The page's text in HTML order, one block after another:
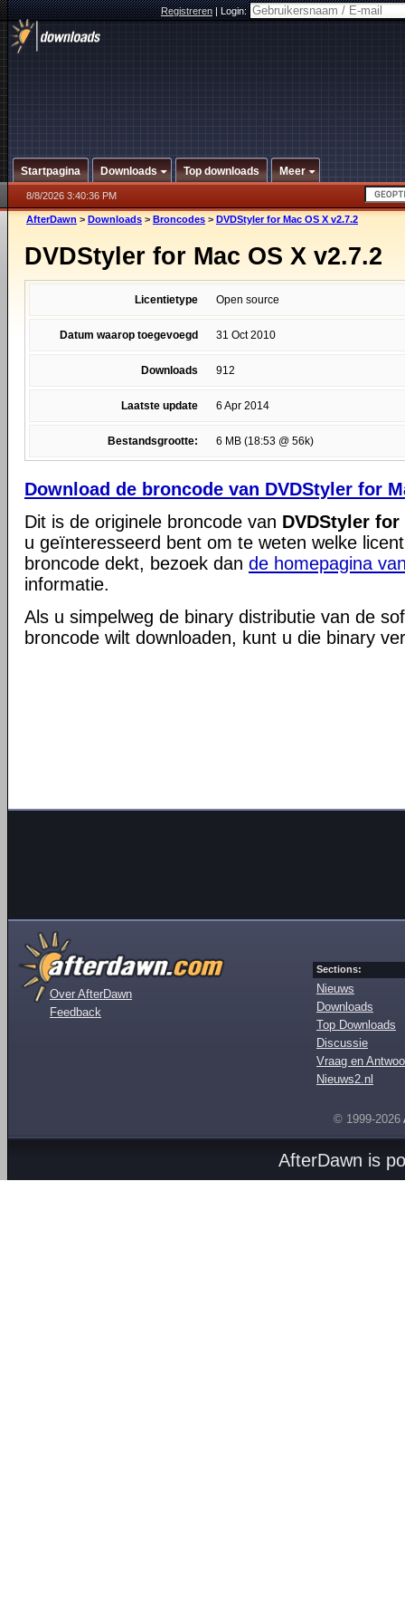
Registreren|Login:
Startpagina Downloads Top downloads Meer
8/8/2026 3:40:36 PM
AfterDawn > Downloads > Broncodes > DVDStyler for Mac OS X v2.7.2
DVDStyler for Mac OS X v2.7.2
Licentietype Open source
Datum waarop toegevoegd 31 Oct 2010
Downloads 912
Laatste update 6 Apr 2014
Bestandsgrootte: 6 MB (18:53 @ 56k)
Download de broncode van DVDStyler for
Dit is de originele broncode van DVDStyler for
u geïnteresseerd bent om te weten welke
broncode dekt, bezoek dan de homepagina
informatie.
Als u simpelweg de binary distributie van de
broncode wilt downloaden, kunt u die binary
Over AfterDawn
Feedback
Sections:
Nieuws
Downloads
Top Downloads
Discussie
Vraag en
Nieuws2.nl
© 1999-2026
AfterDawn is